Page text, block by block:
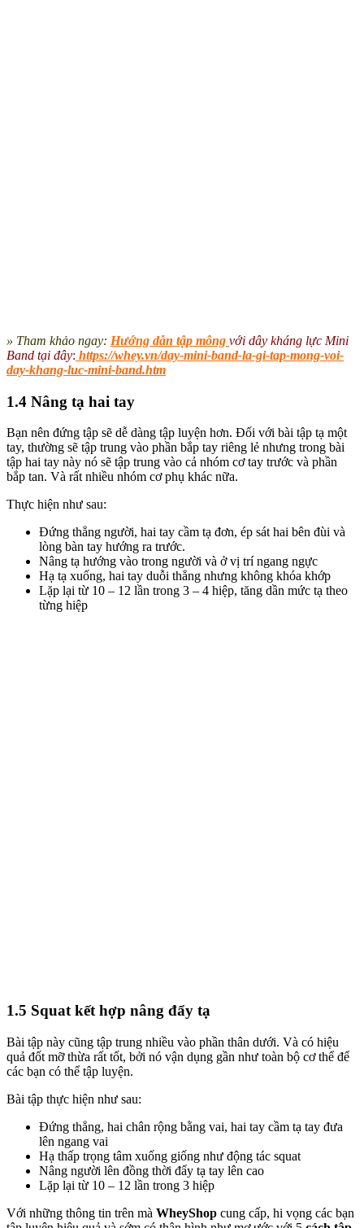
» Tham khảo ngay: Hướng dẫn tập mông với dây kháng lực Mini
Band tại đây: https://whey.vn/day-mini-band-la-gi-tap-mong-voi-
day-khang-luc-mini-band.htm
1.4 Nâng tạ hai tay
Bạn nên đứng tập sẽ dễ dàng tập luyện hơn. Đối với bài tập tạ một
tay, thường sẽ tập trung vào phần bắp tay riêng lẻ nhưng trong bài
tập hai tay này nó sẽ tập trung vào cả nhóm cơ tay trước và phần
bắp tan. Và rất nhiều nhóm cơ phụ khác nữa.
Thực hiện như sau:
Đứng thẳng người, hai tay cầm tạ đơn, ép sát hai bên đùi và
lòng bàn tay hướng ra trước.
Nâng tạ hướng vào trong người và ở vị trí ngang ngực
Hạ tạ xuống, hai tay duỗi thẳng nhưng không khóa khớp
Lặp lại từ 10 – 12 lần trong 3 – 4 hiệp, tăng dần mức tạ theo
từng hiệp
1.5 Squat kết hợp nâng đẩy tạ
Bài tập này cũng tập trung nhiều vào phần thân dưới. Và có hiệu
quả đốt mỡ thừa rất tốt, bởi nó vận dụng gần như toàn bộ cơ thể để
các bạn có thể tập luyện.
Bài tập thực hiện như sau:
Đứng thẳng, hai chân rộng bằng vai, hai tay cầm tạ tay đưa
lên ngang vai
Hạ thấp trọng tâm xuống giống như động tác squat
Nâng người lên đồng thời đẩy tạ tay lên cao
Lặp lại từ 10 – 12 lần trong 3 hiệp
Với những thông tin trên mà WheyShop cung cấp, hi vọng các bạn